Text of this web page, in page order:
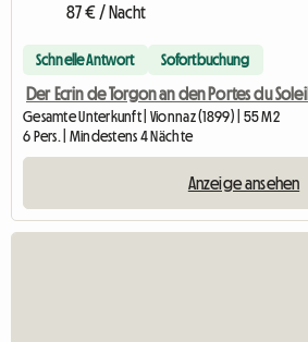
87 € / Nacht
Schnelle Antwort Sofortbuchung
Der Ecrin de Torgon an den Portes du Soleil
Gesamte Unterkunft | Vionnaz (1899) | 55 M2
6 Pers. | Mindestens 4 Nächte
Anzeige ansehen